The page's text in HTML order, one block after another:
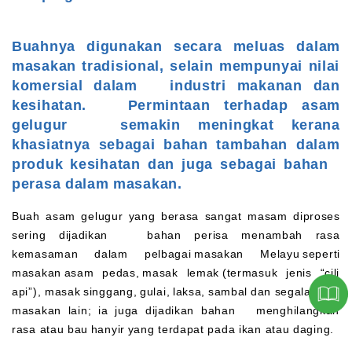
Buahnya digunakan secara meluas dalam
masakan tradisional, selain mempunyai nilai
komersial dalam industri makanan dan
kesihatan. Permintaan terhadap asam
gelugur semakin meningkat kerana
khasiatnya sebagai bahan tambahan dalam
produk kesihatan dan juga sebagai bahan
perasa dalam masakan.
Buah asam gelugur yang berasa sangat masam diproses
sering dijadikan bahan perisa menambah rasa
kemasaman dalam pelbagai masakan Melayu seperti
masakan asam pedas, masak lemak (termasuk jenis “cili
api”), masak singgang, gulai, laksa, sambal dan segala jenis
masakan lain; ia juga dijadikan bahan menghilangkan
rasa atau bau hanyir yang terdapat pada ikan atau daging.